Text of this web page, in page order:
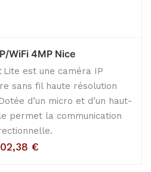
WiFi 4MP Nice
Lite est une caméra IP
sans fil haute résolution
d’un micro et d’un haut-
permet la communication
€